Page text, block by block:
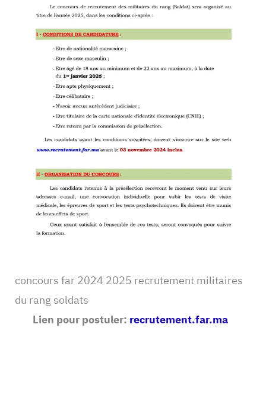
concours far 2024 2025 recrutement militaires
du rang soldats
Lien pour postuler: recrutement.far.ma